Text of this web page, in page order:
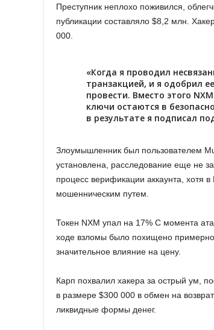
Преступник неплохо поживился,
публикации составляло $8,2 млн.
000.
«Когда я проводил
транзакцией, и я одобрил
провести. Вместо этого
ключи остаются в
в результате я подписал
Злоумышленник был пользователем
установлена, расследование еще не
процесс верификации аккаунта, хотя
мошенническим путем.
Токен NXM упал на 17% С момента
ходе взломы было похищено
значительное влияние на цену.
Карп похвалил хакера за острый ум,
в размере $300 000 в обмен на
ликвидные формы денег.